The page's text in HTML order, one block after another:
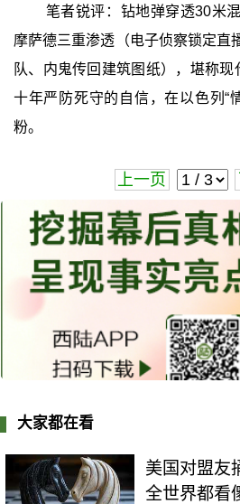
笔者锐评：钻地弹穿透30米
摩萨德三重渗透（电子侦察锁定直
队、内鬼传回建筑图纸），堪称现
十年严防死守的自信，在以色列“
粉。
上一页
大家都在看
美国对盟友
全世界都看